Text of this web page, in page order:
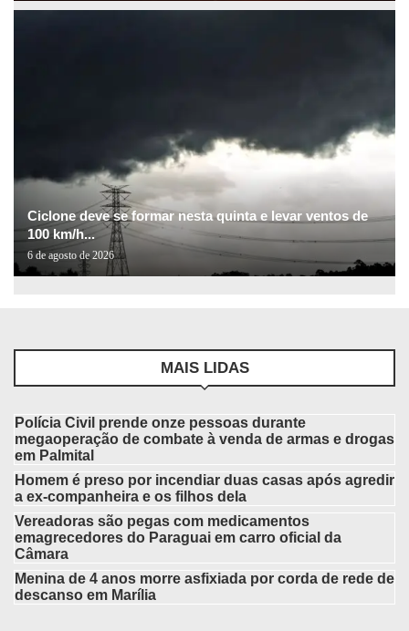
Ciclone deve se formar nesta quinta e levar ventos de
100 km/h...
6 de agosto de 2026
MAIS LIDAS
Polícia Civil prende onze pessoas durante
megaoperação de combate à venda de armas e drogas
em Palmital
Homem é preso por incendiar duas casas após agredir
a ex-companheira e os filhos dela
Vereadoras são pegas com medicamentos
emagrecedores do Paraguai em carro oficial da
Câmara
Menina de 4 anos morre asfixiada por corda de rede de
descanso em Marília